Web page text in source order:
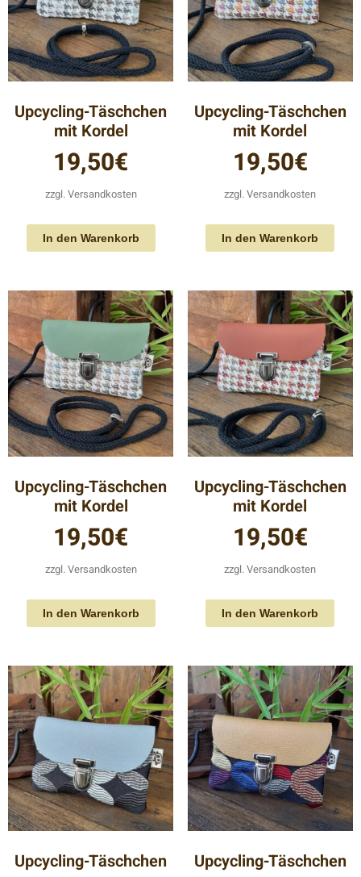
Upcycling-Täschchen
mit Kordel
19,50€
zzgl.Versandkosten
In den Warenkorb
Upcycling-Täschchen
mit Kordel
19,50€
zzgl.Versandkosten
In den Warenkorb
Upcycling-Täschchen
mit Kordel
19,50€
zzgl.Versandkosten
In den Warenkorb
Upcycling-Täschchen
mit Kordel
19,50€
zzgl.Versandkosten
In den Warenkorb
Upcycling-Täschchen Upcycling-Täschchen